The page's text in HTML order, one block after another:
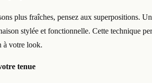
plus fraîches, pensez aux superpositions.
stylée et fonctionnelle. Cette technique
à votre look.
tenue